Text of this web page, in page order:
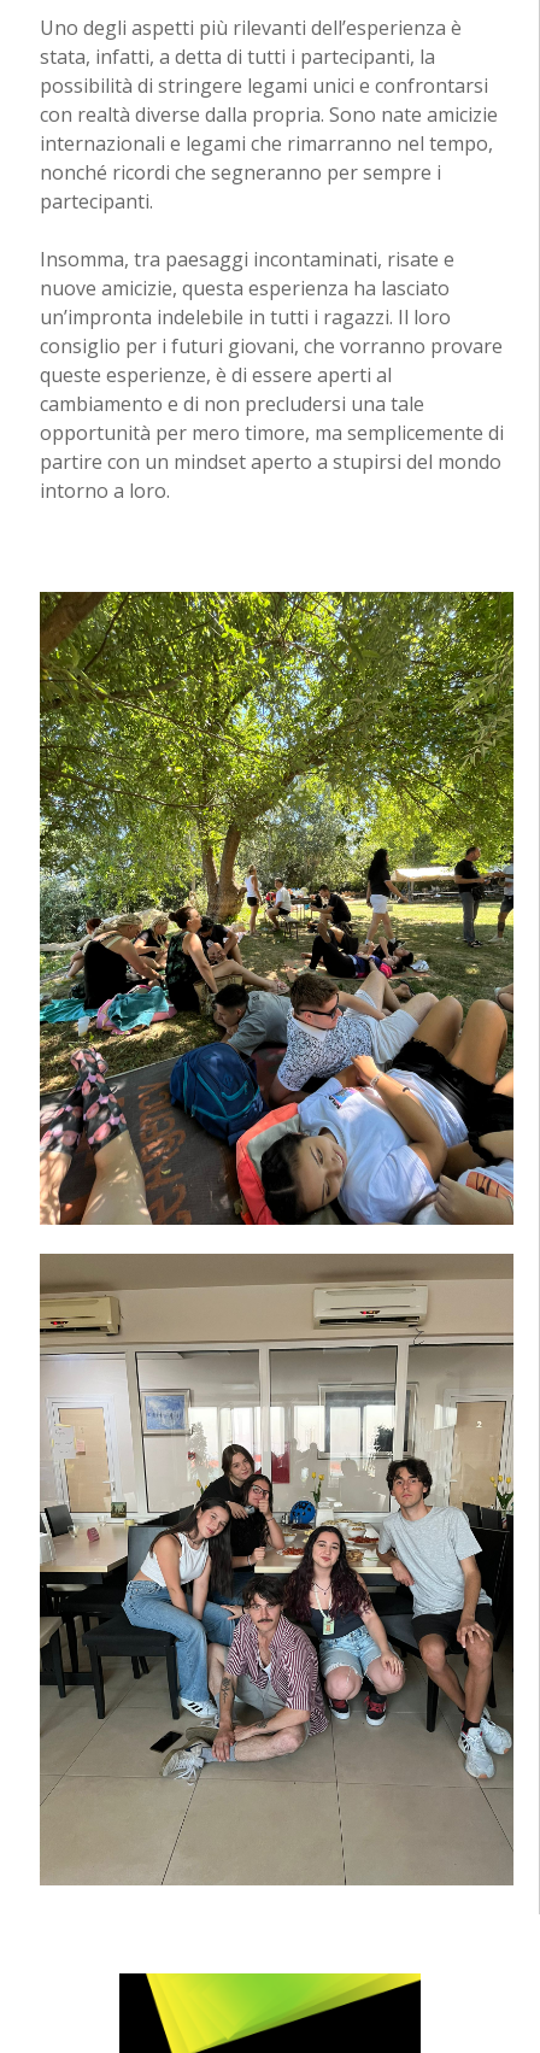
Uno degli aspetti più rilevanti dell’esperienza è
stata, infatti, a detta di tutti i partecipanti, la
possibilità di stringere legami unici e confrontarsi
con realtà diverse dalla propria. Sono nate amicizie
internazionali e legami che rimarranno nel tempo,
nonché ricordi che segneranno per sempre i
partecipanti.
Insomma, tra paesaggi incontaminati, risate e
nuove amicizie, questa esperienza ha lasciato
un’impronta indelebile in tutti i ragazzi. Il loro
consiglio per i futuri giovani, che vorranno provare
queste esperienze, è di essere aperti al
cambiamento e di non precludersi una tale
opportunità per mero timore, ma semplicemente di
partire con un mindset aperto a stupirsi del mondo
intorno a loro.